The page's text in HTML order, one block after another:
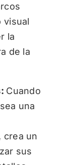
visual
la
de la
Cuando
una
crea un
sus